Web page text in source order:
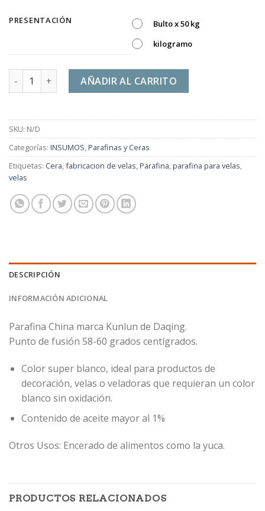
PRESENTACIÓN
Bulto x 50 kg
kilogramo
Parafina China Raya Verde Semi-refinada 58-60 cantidad
AÑADIR AL CARRITO
SKU: N/D
Categorías: INSUMOS,Parafinas y Ceras
Etiquetas: Cera,fabricacion de velas,Parafina,parafina para velas,
velas
DESCRIPCIÓN
INFORMACIÓN ADICIONAL
Parafina China marca Kunlun de Daqing.
Punto de fusión 58-60 grados centígrados.
Color super blanco, ideal para productos de
decoración, velas o veladoras que requieran un color
blanco sin oxidación.
Contenido de aceite mayor al 1%
Otros Usos: Encerado de alimentos como la yuca.
PRODUCTOS RELACIONADOS